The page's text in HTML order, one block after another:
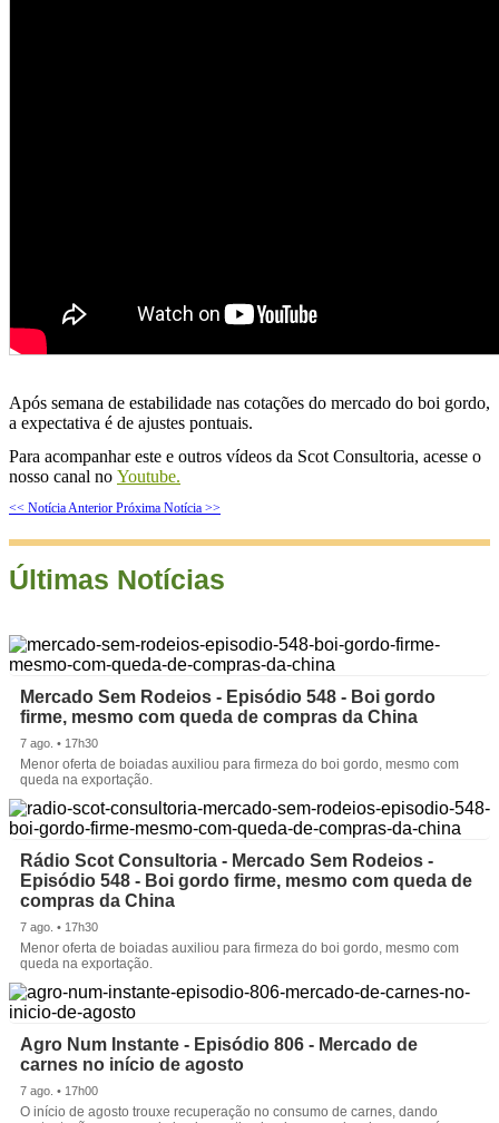
Após semana de estabilidade nas cotações do mercado do boi gordo,
a expectativa é de ajustes pontuais.
Para acompanhar este e outros vídeos da Scot Consultoria, acesse o
nosso canal no Youtube.
<< Notícia Anterior Próxima Notícia >>
Últimas Notícias
Mercado Sem Rodeios - Episódio 548 - Boi gordo
firme, mesmo com queda de compras da China
7 ago. • 17h30
Menor oferta de boiadas auxiliou para firmeza do boi gordo, mesmo com
queda na exportação.
Rádio Scot Consultoria - Mercado Sem Rodeios -
Episódio 548 - Boi gordo firme, mesmo com queda de
compras da China
7 ago. • 17h30
Menor oferta de boiadas auxiliou para firmeza do boi gordo, mesmo com
queda na exportação.
Agro Num Instante - Episódio 806 - Mercado de
carnes no início de agosto
7 ago. • 17h00
O início de agosto trouxe recuperação no consumo de carnes, dando